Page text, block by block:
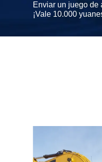
Enviar un juego de
¡Vale 10.000